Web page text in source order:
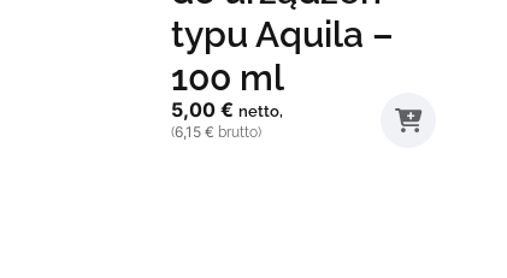
typu Aquila –
100 ml
5,00 € netto,
(6,15 € brutto)